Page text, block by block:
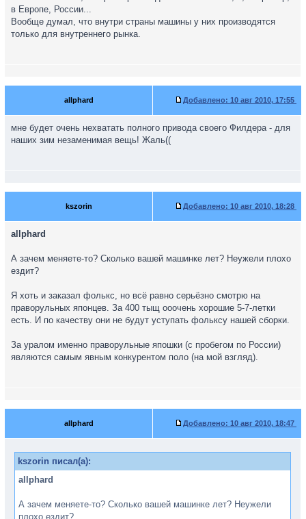
в Европе, России...
Вообще думал, что внутри страны машины у них производятся
только для внутреннего рынка.
allphard Добавлено: 10 авг 2010, 17:55
мне будет очень нехватать полного привода своего Филдера - для
наших зим незаменимая вещь! Жаль((
kszorin Добавлено: 10 авг 2010, 18:28
allphard
А зачем меняете-то? Сколько вашей машинке лет? Неужели плохо
ездит?
Я хоть и заказал фолькс, но всё равно серьёзно смотрю на
праворульных японцев. За 400 тыщ ооочень хорошие 5-7-летки
есть. И по качеству они не будут уступать фольксу нашей сборки.
За уралом именно праворульные япошки (с пробегом по России)
являются самым явным конкурентом поло (на мой взгляд).
allphard Добавлено: 10 авг 2010, 18:47
kszorin писал(а):
allphard
А зачем меняете-то? Сколько вашей машинке лет? Неужели
плохо ездит?